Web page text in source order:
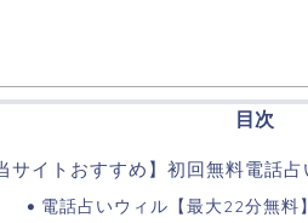
目次
サイトおすすめ】初回無料電話
電話占いウィル【最大22分無料】